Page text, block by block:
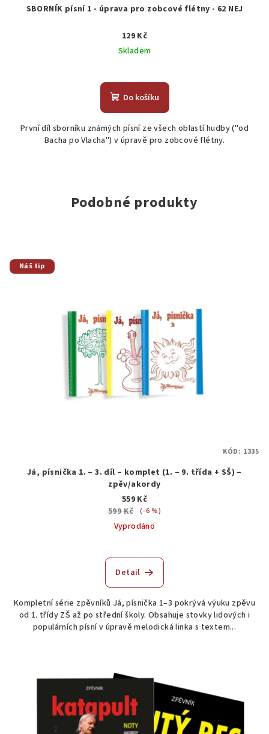
SBORNÍK písní 1 - úprava pro zobcové flétny - 62 NEJ
129 Kč
Skladem
Do košíku
První díl sborníku známých písní ze všech oblastí hudby ("od
Bacha po Vlacha") v úpravě pro zobcové flétny.
Podobné produkty
Náš tip
Já, písnička 1. – 3. díl – komplet (1. – 9. třída + SŠ) –
zpěv/akordy
559 Kč
599 Kč
(–6 %)
Vyprodáno
Detail
Kompletní série zpěvníků Já, písnička 1–3 pokrývá výuku zpěvu
od 1. třídy ZŠ až po střední školy. Obsahuje stovky lidových i
populárních písní v úpravě melodická linka s textem...
KÓD: 1335